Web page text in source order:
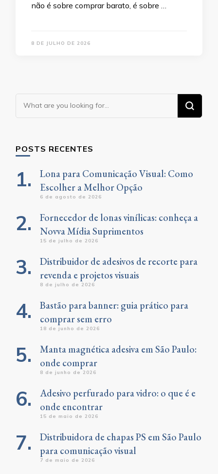
não é sobre comprar barato, é sobre …
8 DE JULHO DE 2026
Looking
for
POSTS RECENTES
Lona para Comunicação Visual: Como
Escolher a Melhor Opção
6 de agosto de 2026
Fornecedor de lonas vinílicas: conheça a
Novva Mídia Suprimentos
15 de julho de 2026
Distribuidor de adesivos de recorte para
revenda e projetos visuais
8 de julho de 2026
Bastão para banner: guia prático para
comprar sem erro
18 de junho de 2026
Manta magnética adesiva em São Paulo:
onde comprar
8 de junho de 2026
Adesivo perfurado para vidro: o que é e
onde encontrar
15 de maio de 2026
Distribuidora de chapas PS em São Paulo
para comunicação visual
7 de maio de 2026